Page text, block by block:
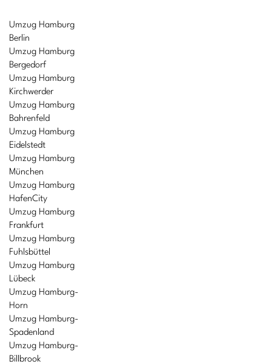
Umzug Hamburg
Berlin
Umzug Hamburg
Bergedorf
Umzug Hamburg
Kirchwerder
Umzug Hamburg
Bahrenfeld
Umzug Hamburg
Eidelstedt
Umzug Hamburg
München
Umzug Hamburg
HafenCity
Umzug Hamburg
Frankfurt
Umzug Hamburg
Fuhlsbüttel
Umzug Hamburg
Lübeck
Umzug Hamburg-
Horn
Umzug Hamburg-
Spadenland
Umzug Hamburg-
Billbrook